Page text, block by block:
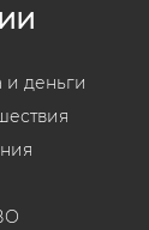
и деньги